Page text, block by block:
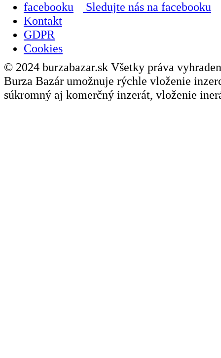
Sledujte nás na facebooku
Kontakt
GDPR
Cookies
© 2024 burzabazar.sk Všetky práva
Burza Bazár umožnuje rýchle vloženie
súkromný aj komerčný inzerát, vloženie